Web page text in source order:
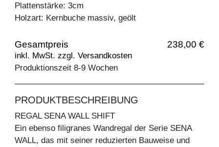
Plattenstärke: 3cm
Holzart: Kernbuche massiv, geölt
Gesamtpreis 238,00 €
inkl. MwSt. zzgl. Versandkosten
Produktionszeit 8-9 Wochen
PRODUKTBESCHREIBUNG
REGAL SENA WALL SHIFT
Ein ebenso filigranes Wandregal der Serie SENA
WALL, das mit seiner reduzierten Bauweise und